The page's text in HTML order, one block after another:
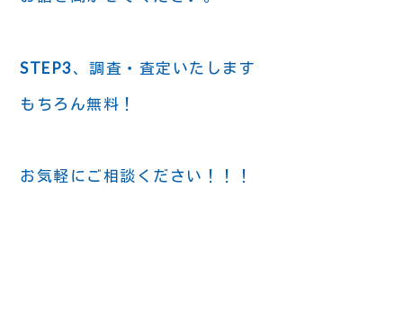
STEP3、調査・査定いたします
もちろん無料！
お気軽にご相談ください！！！